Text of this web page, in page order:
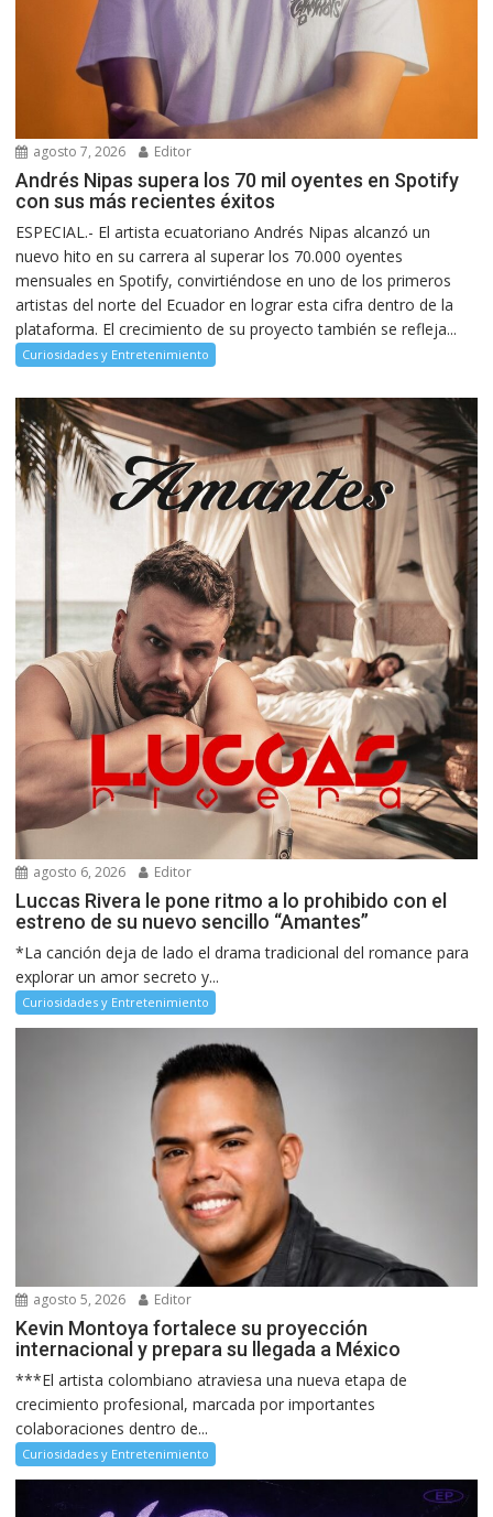
agosto 7, 2026 Editor
Andrés Nipas supera los 70 mil oyentes en Spotify
con sus más recientes éxitos
ESPECIAL.- El artista ecuatoriano Andrés Nipas alcanzó un
nuevo hito en su carrera al superar los 70.000 oyentes
mensuales en Spotify, convirtiéndose en uno de los primeros
artistas del norte del Ecuador en lograr esta cifra dentro de la
plataforma. El crecimiento de su proyecto también se refleja...
Curiosidades y Entretenimiento
agosto 6, 2026 Editor
Luccas Rivera le pone ritmo a lo prohibido con el
estreno de su nuevo sencillo “Amantes”
*La canción deja de lado el drama tradicional del romance para
explorar un amor secreto y...
Curiosidades y Entretenimiento
agosto 5, 2026 Editor
Kevin Montoya fortalece su proyección
internacional y prepara su llegada a México
***El artista colombiano atraviesa una nueva etapa de
crecimiento profesional, marcada por importantes
colaboraciones dentro de...
Curiosidades y Entretenimiento